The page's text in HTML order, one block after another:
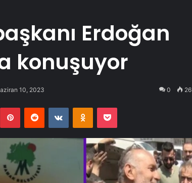
Erdoğan
konuşuyor
10, 2023 0 26
PinterestReddit VKontakteOdnoklassniki
Pocket